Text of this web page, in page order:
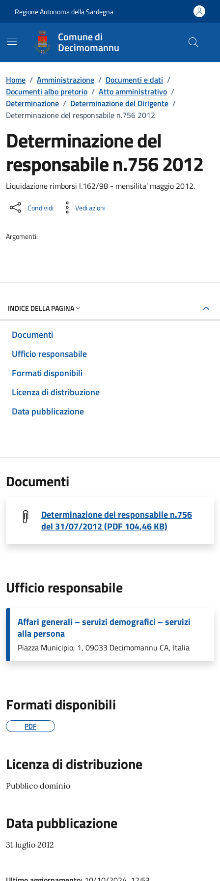
Regione Autonoma della Sardegna
Comune di
Decimomannu
Home / Amministrazione / Documenti e dati /
Documenti albo pretorio / Atto amministrativo /
Determinazione / Determinazione del Dirigente /
Determinazione del responsabile n.756 2012
Determinazione del
responsabile n.756 2012
Dettaglio del documento
Liquidazione rimborsi l.162/98 - mensilita' maggio 2012.
Condividi Vedi azioni
Argomenti:
INDICE DELLA PAGINA
Documenti
Ufficio responsabile
Formati disponibili
Licenza di distribuzione
Data pubblicazione
Documenti
Determinazione del responsabile n.756
del 31/07/2012 (PDF 104,46 KB)
Ufficio responsabile
Affari generali – servizi demografici – servizi
alla persona
Piazza Municipio, 1, 09033 Decimomannu CA, Italia
Formati disponibili
PDF
Licenza di distribuzione
Pubblico dominio
Data pubblicazione
31 luglio 2012